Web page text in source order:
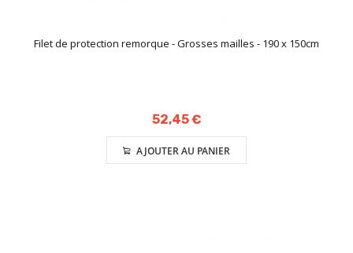
Filet de protection remorque - Grosses mailles - 190 x 150cm
52,45 €
AJOUTER AU PANIER